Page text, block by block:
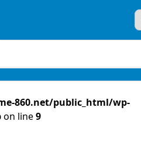
860.net/public_html/wp-
on line9